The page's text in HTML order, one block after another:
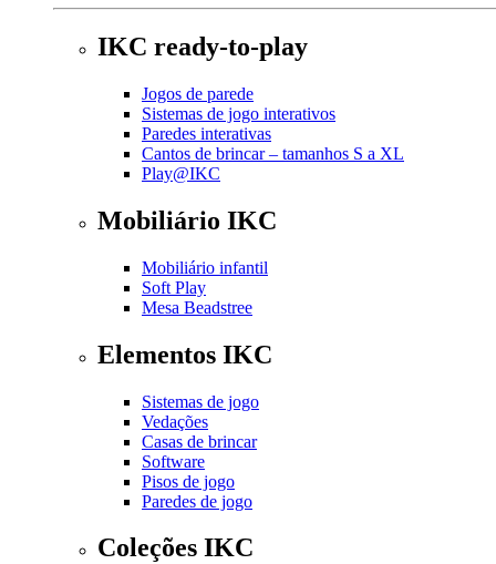
IKC ready-to-play
Jogos de parede
Sistemas de jogo interativos
Paredes interativas
Cantos de brincar – tamanhos S a XL
Play@IKC
Mobiliário IKC
Mobiliário infantil
Soft Play
Mesa Beadstree
Elementos IKC
Sistemas de jogo
Vedações
Casas de brincar
Software
Pisos de jogo
Paredes de jogo
Coleções IKC